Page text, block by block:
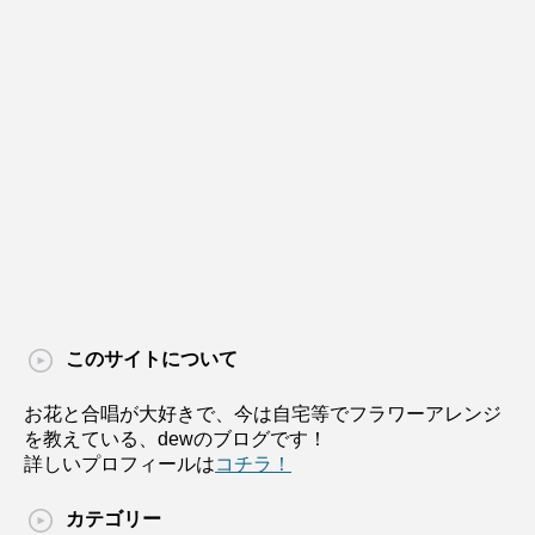
このサイトについて
お花と合唱が大好きで、今は自宅等でフラワーアレンジ
を教えている、dewのブログです！
詳しいプロフィールはコチラ！
カテゴリー